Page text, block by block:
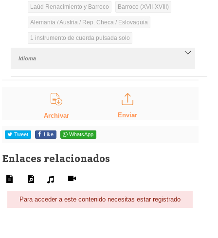
Laúd Renacimiento y Barroco Barroco (XVII-XVIII)
Alemania / Austria / Rep. Checa / Eslovaquia
1 instrumento de cuerda pulsada solo
Idioma
Archivar Enviar
Tweet Like WhatsApp
Enlaces relacionados
Para acceder a este contenido necesitas estar registrado